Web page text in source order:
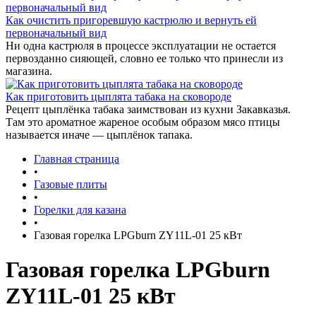
Как очистить пригоревшую кастрюлю и вернуть ей
первоначальный вид
Ни одна кастрюля в процессе эксплуатации не остается
первозданно сияющей, словно ее только что принесли из
магазина.
Как приготовить цыплята табака на сковороде
Рецепт цыплёнка табака заимствован из кухни Закавказья.
Там это ароматное жареное особым образом мясо птицы
называется иначе — цыплёнок тапака.
Главная страница
•
Газовые плиты
•
Горелки для казана
•
Газовая горелка LPGburn ZY11L-01 25 кВт
Газовая горелка LPGburn
ZY11L-01 25 кВт